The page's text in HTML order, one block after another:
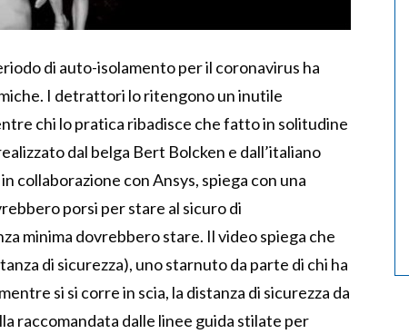
di auto-isolamento per il coronavirus ha
I detrattori lo ritengono un inutile
chi lo pratica ribadisce che fatto in solitudine
dal belga Bert Bolcken e dall’italiano
collaborazione con Ansys, spiega con una
porsi per stare al sicuro di
minima dovrebbero stare. Il video spiega che
di sicurezza), uno starnuto da parte di chi ha
si si corre in scia, la distanza di sicurezza da
raccomandata dalle linee guida stilate per